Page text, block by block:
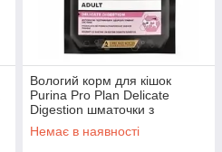
Вологий корм для кішок
Purina Pro Plan Delicate
Digestion шматочки з
океанічною рибою в соусі 85
гНемає в наявності